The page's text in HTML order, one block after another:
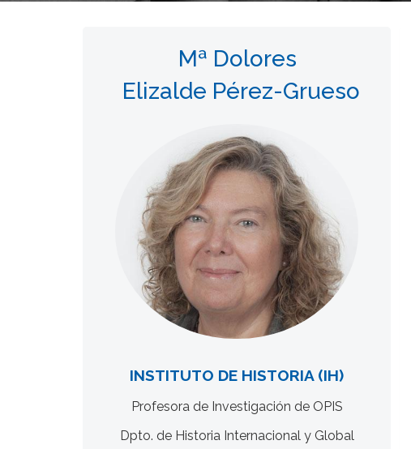
Mª Dolores
Elizalde Pérez-Grueso
INSTITUTO DE HISTORIA (IH)
Profesora de Investigación de OPIS
Dpto. de Historia Internacional y Global